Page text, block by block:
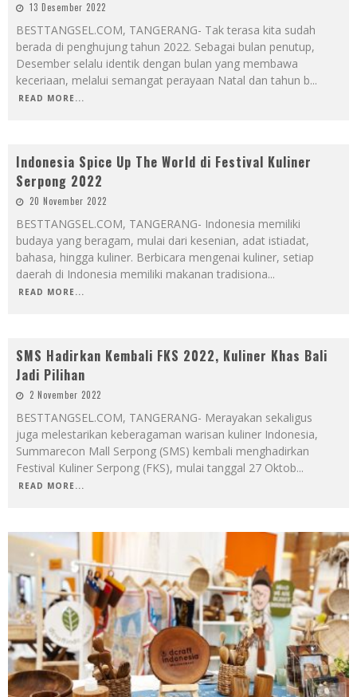
13 Desember 2022
BESTTANGSEL.COM, TANGERANG- Tak terasa kita sudah
berada di penghujung tahun 2022. Sebagai bulan penutup,
Desember selalu identik dengan bulan yang membawa
keceriaan, melalui semangat perayaan Natal dan tahun b...
READ MORE...
Indonesia Spice Up The World di Festival Kuliner
Serpong 2022
20 November 2022
BESTTANGSEL.COM, TANGERANG- Indonesia memiliki
budaya yang beragam, mulai dari kesenian, adat istiadat,
bahasa, hingga kuliner. Berbicara mengenai kuliner, setiap
daerah di Indonesia memiliki makanan tradisiona...
READ MORE...
SMS Hadirkan Kembali FKS 2022, Kuliner Khas Bali
Jadi Pilihan
2 November 2022
BESTTANGSEL.COM, TANGERANG- Merayakan sekaligus
juga melestarikan keberagaman warisan kuliner Indonesia,
Summarecon Mall Serpong (SMS) kembali menghadirkan
Festival Kuliner Serpong (FKS), mulai tanggal 27 Oktob...
READ MORE...